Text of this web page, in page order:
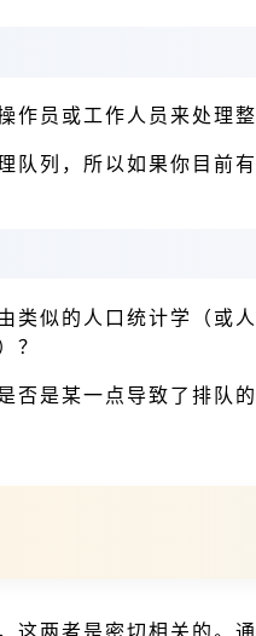
作员或工作人员来处理
队列，所以如果你目前
类似的人口统计学（或
？
是某一点导致了排队的
两者是密切相关的。